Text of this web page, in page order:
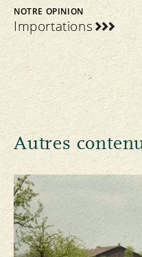
NOTRE OPINION
Importations
Autres